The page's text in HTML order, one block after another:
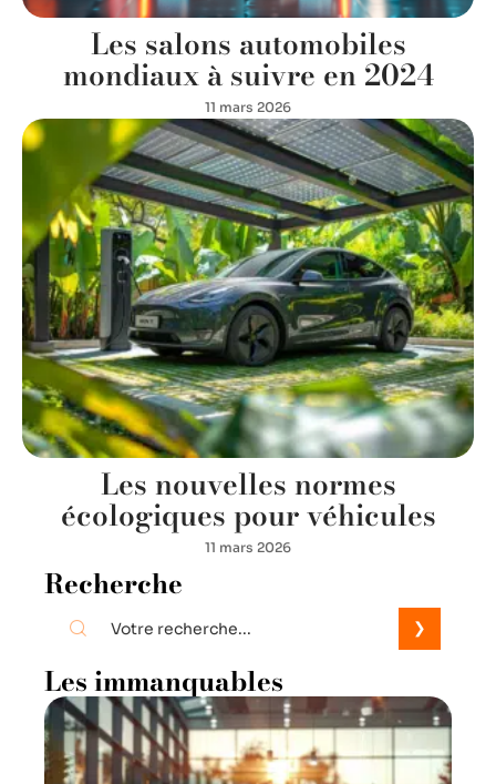
Les salons automobiles
mondiaux à suivre en 2024
11 mars 2026
Les nouvelles normes
écologiques pour véhicules
11 mars 2026
Recherche
Les immanquables